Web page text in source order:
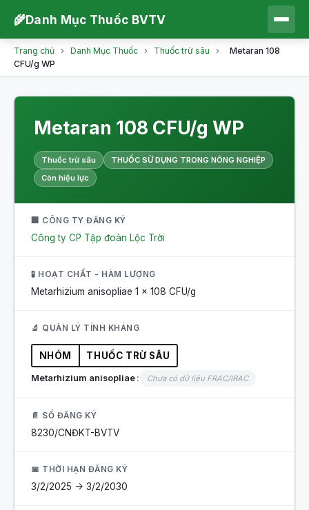
🌾Danh Mục Thuốc BVTV
Trang chủ › Danh Mục Thuốc › Thuốc trừ sâu ›
Metaran 108
CFU/g WP
Metaran 108 CFU/g WP
Thuốc trừ sâu
THUỐC SỬ DỤNG TRONG NÔNG NGHIỆP
Còn hiệu lực
🏢 CÔNG TY ĐĂNG KÝ
Công ty CP Tập đoàn Lộc Trời
🧪 HOẠT CHẤT - HÀM LƯỢNG
Metarhizium anisopliae 1 x 108 CFU/g
🔬 QUẢN LÝ TÍNH KHÁNG
NHÓM THUỐC TRỪ SÂU
Metarhizium anisopliae Chưa có dữ liệu FRAC/IRAC
📄 SỐ ĐĂNG KÝ
8230/CNĐKT-BVTV
📅 THỜI HẠN ĐĂNG KÝ
3/2/2025 -> 3/2/2030